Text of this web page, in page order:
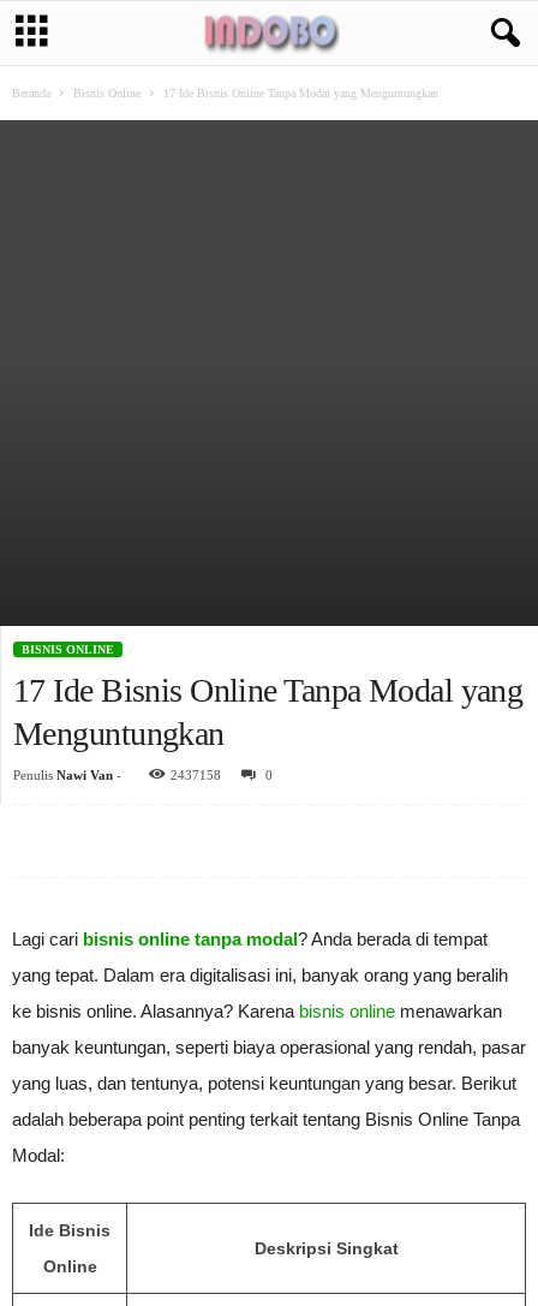
Beranda Bisnis Online 17 Ide Bisnis Online Tanpa Modal yang Menguntungkan
BISNIS ONLINE
17 Ide Bisnis Online Tanpa Modal yang
Menguntungkan
Penulis Nawi Van - 2437158 0
Lagi cari bisnis online tanpa modal? Anda berada di tempat
yang tepat. Dalam era digitalisasi ini, banyak orang yang beralih
ke bisnis online. Alasannya? Karena bisnis online menawarkan
banyak keuntungan, seperti biaya operasional yang rendah, pasar
yang luas, dan tentunya, potensi keuntungan yang besar. Berikut
adalah beberapa point penting terkait tentang Bisnis Online Tanpa
Modal:
Ide Bisnis
Online
Deskripsi Singkat